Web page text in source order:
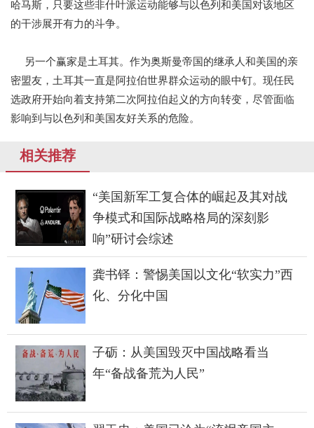
哈马斯，只要这些非什叶派运动能够与以色列和美国对该地区
的干涉展开有力的斗争。
另一个赢家是土耳其。作为奥斯曼帝国的继承人和美国的亲
密盟友，土耳其一直是阿拉伯世界群众运动的眼中钉。现任民
选政府开始向着支持第二次阿拉伯起义的方向转变，尽管面临
影响到与以色列和美国友好关系的危险。
相关推荐
“美国新军工复合体的崛起及其对战
争模式和国际战略格局的深刻影
响”研讨会综述
龚书铎：警惕美国以文化“软实力”西
化、分化中国
子砺：从美国毁灭中国战略看当
年“备战备荒为人民”